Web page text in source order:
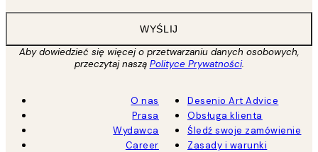
WYŚLIJ
Aby dowiedzieć się więcej o przetwarzaniu danych osobowych,
przeczytaj naszą Polityce Prywatności.
O nas
Prasa
Wydawca
Career
Desenio Art Advice
Obsługa klienta
Śledź swoje zamówienie
Zasady i warunki